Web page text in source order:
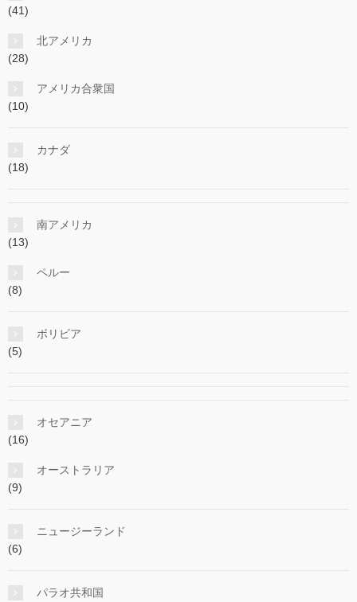
(41)
北アメリカ
(28)
アメリカ合衆国
(10)
カナダ
(18)
南アメリカ
(13)
ペルー
(8)
ボリビア
(5)
オセアニア
(16)
オーストラリア
(9)
ニュージーランド
(6)
パラオ共和国